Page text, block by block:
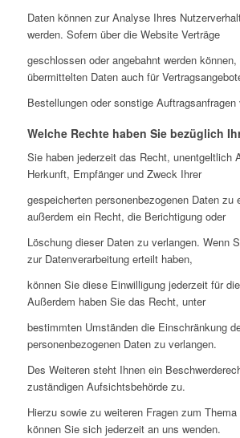
Daten können zur Analyse Ihres
werden. Sofern über die Website Verträge
geschlossen oder angebahnt werden können,
übermittelten Daten auch für
Bestellungen oder sonstige Auftragsanfragen
Welche Rechte haben Sie bezüglich
Sie haben jederzeit das Recht, unentgeltlich
Herkunft, Empfänger und Zweck Ihrer
gespeicherten personenbezogenen Daten zu
außerdem ein Recht, die Berichtigung oder
Löschung dieser Daten zu verlangen. Wenn
zur Datenverarbeitung erteilt haben,
können Sie diese Einwilligung jederzeit für
Außerdem haben Sie das Recht, unter
bestimmten Umständen die Einschränkung
personenbezogenen Daten zu verlangen.
Des Weiteren steht Ihnen ein
zuständigen Aufsichtsbehörde zu.
Hierzu sowie zu weiteren Fragen zum
können Sie sich jederzeit an uns wenden.